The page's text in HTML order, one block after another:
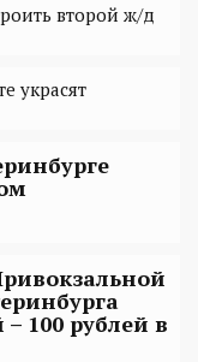
второй ж/д
украсят
100 рублей в